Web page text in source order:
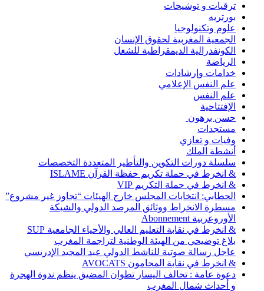
ترقيات و توشيحات
بورتريه
علوم وتكنولوجيا
الجمعية المغربية لحقوق الإنسان
الكونفدرالية الديمقراطية للشغل
الرياضة
خدامات وإرشادات
علم النفس الإعلامي
علم النفس
الإفتتاحية
حسن برهون
مستجدات
وفيات و تعازي
أنشطة الملك
سلسلة دورات التكوين والتأطير المتعددة التخصصات
& انخرط في حملة تكريم حفظة القرآن ISLAME
& انخرط في حملة التكريم VIP
الحطابي: انتخابات المجلس خارج الهيئات “تجاوز غير مشروع”
مسطرة الانخراط ووثائق المرصد الدولي والشبكة
الأوروعربية Abonnement
& انخرط في نقابة التعليم العالي والأحياء الجامعية SUP
بلاغ توضيحي من الهيئة الوطنية لتراجمة المغرب
عاجل رسالة صوتية للناشط الدولي عبد المجيد الإدريسي
& انخرط في نقابة المحامون AVOCATS
دعوة عامة : تحالف اليسار تطوان المضيق ينظم ندوة الهجرة
و أحداث شمال المغرب